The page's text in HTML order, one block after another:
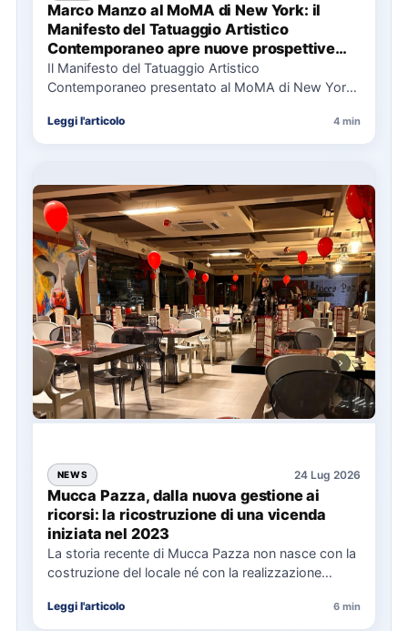
Marco Manzo al MoMA di New York: il
Manifesto del Tatuaggio Artistico
Contemporaneo apre nuove prospettive
per il collezionismo
Il Manifesto del Tatuaggio Artistico
Contemporaneo presentato al MoMA di New York
Leggi l'articolo 4 min
NEWS 24 Lug 2026
Mucca Pazza, dalla nuova gestione ai
ricorsi: la ricostruzione di una vicenda
iniziata nel 2023
La storia recente di Mucca Pazza non nasce con la
costruzione del locale né con la realizzazione
Leggi l'articolo 6 min